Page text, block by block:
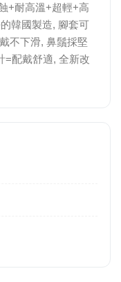
+耐高溫+超輕+高
韓國製造, 腳套可
不下滑, 鼻鬚採堅
=配戴舒適, 全新改